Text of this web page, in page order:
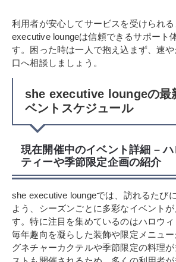
利用者が安心してサービスを受けられ
executive loungeは信頼できるサポート
す。困った時は一人で抱え込まず、速
口へ相談しましょう。
she executive loungeの最
ベントスケジュール
現在開催中のイベント詳細 –
ティーや季節限定企画の紹介
she executive loungeでは、訪れるたび
よう、シーズンごとに多彩なイベント
す。特に注目を集めているのはハロウィ
毎年趣向を凝らした装飾や限定メニュ
グネチャーカクテルや季節限定の料理